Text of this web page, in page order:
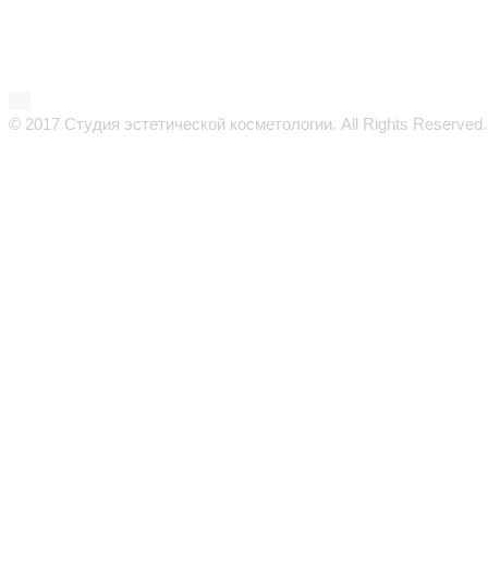
© 2017 Студия эстетической косметологии. All Rights Reserved.